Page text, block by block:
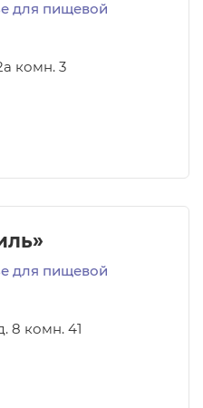
для пищевой
комн. 3
для пищевой
8 комн. 41